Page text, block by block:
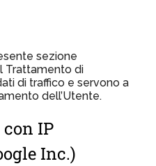
sezione
Trattamento di
di traffico e servono a
dell’Utente.
IP
Inc.)